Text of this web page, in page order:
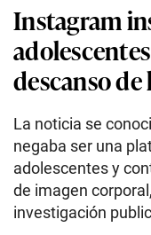
Instagram
descanso de
La noticia se
negaba ser una
adolescentes y
de imagen
investigación